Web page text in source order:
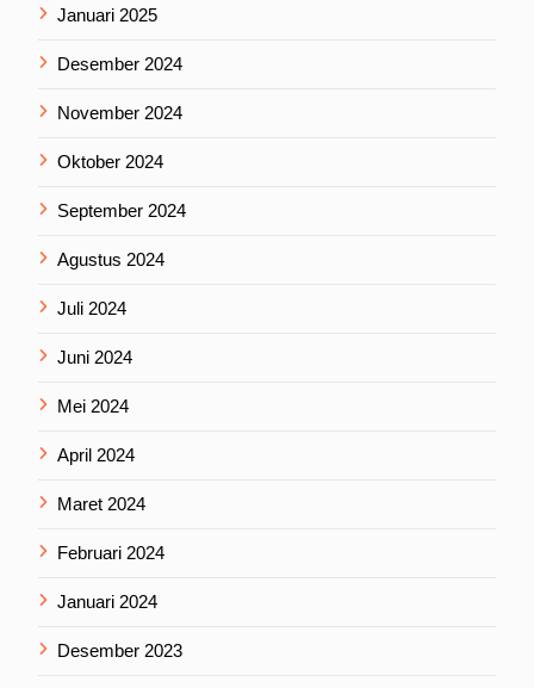
Januari 2025
Desember 2024
November 2024
Oktober 2024
September 2024
Agustus 2024
Juli 2024
Juni 2024
Mei 2024
April 2024
Maret 2024
Februari 2024
Januari 2024
Desember 2023